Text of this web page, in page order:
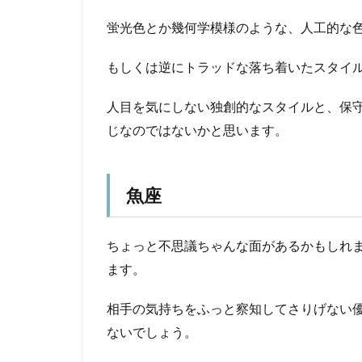
蛍光色とか幾何学模様のような、人工的な
もしくは逆にトラッドな落ち着いたスタイ
人目を気にしない独創的なスタイルと、
じなのではないかと思います。
魚座
ちょっと不思議ちゃんな面があるかもしれ
ます。
相手の気持ちをふっと察知してさりげない
ないでしょう。